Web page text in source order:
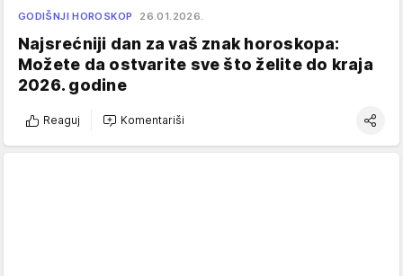
GODIŠNJI HOROSKOP 26.01.2026.
Najsrećniji dan za vaš znak horoskopa:
Možete da ostvarite sve što želite do kraja
2026. godine
Reaguj Komentariši